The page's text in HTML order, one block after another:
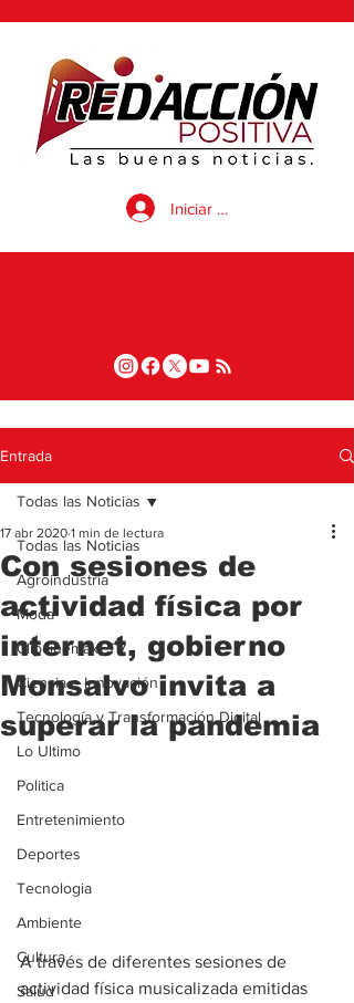
Iniciar sesión
Entrada
Todas las Noticias
Agroindustria
Moda
Clipcinemax_TV
Ciencia e Innovación
Tecnología y Transformación Digital
Lo Ultimo
Politica
Entretenimiento
Deportes
Tecnologia
Ambiente
Cultura
Salud
Todas las Noticias
Con sesiones de
actividad física por
internet, gobierno
Monsalvo invita a
superar la pandemia
17 abr 2020 1 min de lectura
A través de diferentes sesiones de
actividad física musicalizada emitidas